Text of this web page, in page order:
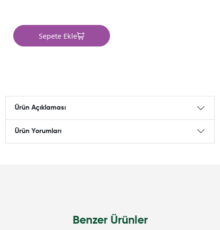
Sepete Ekle
Ürün Açıklaması
Ürün Yorumları
Benzer Ürünler